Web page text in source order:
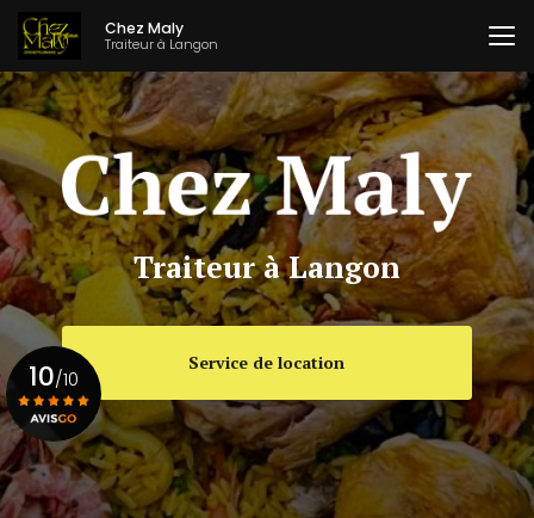
Aller
contenu
principal
Chez Maly
Traiteur à Langon
Traiteur à Langon
Service de location
10/10
Voir le certificat